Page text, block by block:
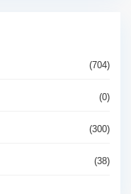
(704)
(0)
(300)
(38)